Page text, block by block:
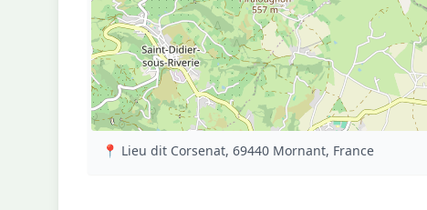
📍 Lieu dit Corsenat, 69440 Mornant, France